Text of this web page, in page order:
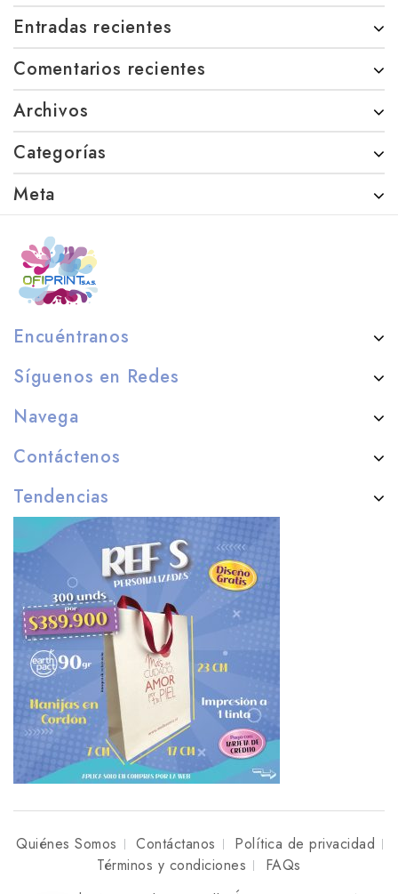
Entradas recientes
Comentarios recientes
Archivos
Categorías
Meta
Encuéntranos
Síguenos en Redes
Navega
Contáctenos
Tendencias
Quiénes Somos Contáctanos
Política de privacidad
Términos y condiciones
FAQs